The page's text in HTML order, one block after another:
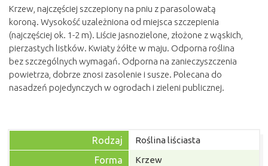
Krzew, najczęściej szczepiony na pniu z parasolowatą
koroną. Wysokość uzależniona od miejsca szczepienia
(najczęściej ok. 1-2 m). Liście jasnozielone, złożone z wąskich,
pierzastych listków. Kwiaty żółte w maju. Odporna roślina
bez szczególnych wymagań. Odporna na zanieczyszczenia
powietrza, dobrze znosi zasolenie i susze. Polecana do
nasadzeń pojedynczych w ogrodach i zieleni publicznej.
Rodzaj Roślina liściasta
Forma Krzew